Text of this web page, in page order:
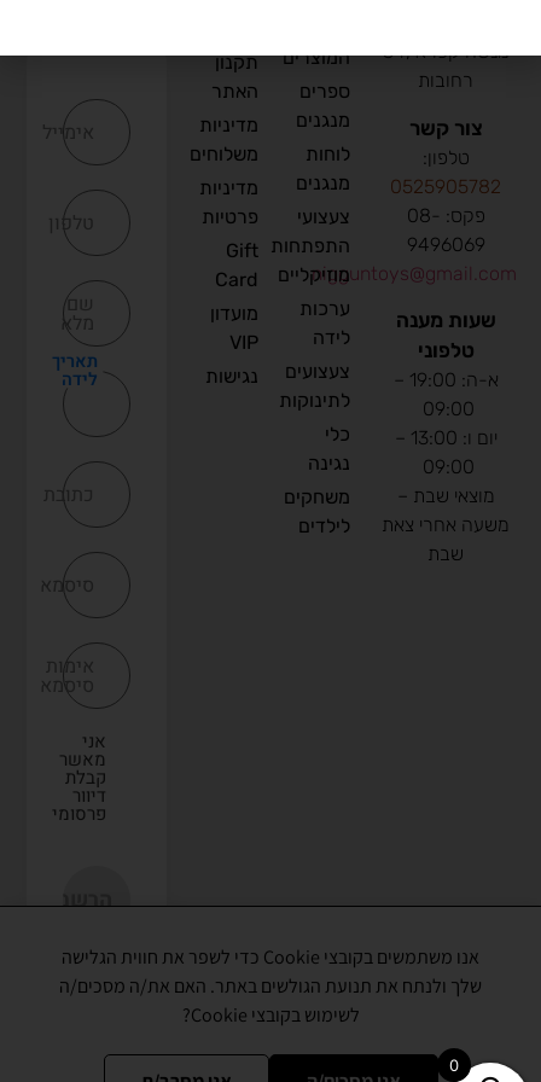
מנשה קפרא ,34
רחובות
צור קשר
טלפון:
0525905782
פקס: 08-
9496069
nigguntoys@gmail.com
שעות מענה
טלפוני
א-ה: 19:00 –
09:00
יום ו: 13:00 –
09:00
מוצאי שבת –
משעה אחרי צאת
שבת
המוצרים
ספרים
מנגנים
לוחות
מנגנים
צעצועי
התפתחות
מוזיקליים
ערכות
לידה
צעצועים
לתינוקות
כלי
נגינה
משחקים
לילדים
תקנון
האתר
מדיניות
משלוחים
מדיניות
פרטיות
Gift
Card
מועדון
VIP
נגישות
אימייל
טלפון
שם
מלא
תאריך
לידה
כתובת
סיסמא
אימות
סיסמא
אני
מאשר
קבלת
דיוור
פרסומי
כל הזכויות שמורות © 2021
אנו משתמשים בקובצי Cookie כדי לשפר את חווית הגלישה
שלך ולנתח את תנועת הגולשים באתר. האם את/ה מסכים/ה
לשימוש בקובצי Cookie?
0